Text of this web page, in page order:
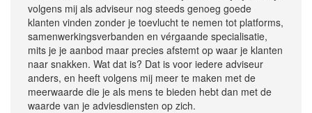
volgens mij als adviseur nog steeds genoeg goede
klanten vinden zonder je toevlucht te nemen tot platforms,
samenwerkingsverbanden en vérgaande specialisatie,
mits je je aanbod maar precies afstemt op waar je klanten
naar snakken. Wat dat is? Dat is voor iedere adviseur
anders, en heeft volgens mij meer te maken met de
meerwaarde die je als mens te bieden hebt dan met de
waarde van je adviesdiensten op zich.